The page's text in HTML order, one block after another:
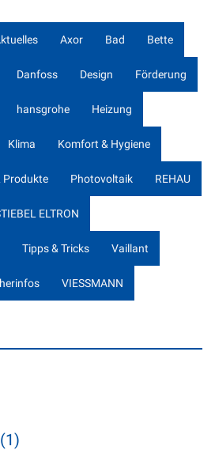
Axor Bad Bette
Danfoss Design Förderung
hansgrohe Heizung
Klima Komfort & Hygiene
Produkte Photovoltaik REHAU
ELTRON
Tipps & Tricks Vaillant
VIESSMANN